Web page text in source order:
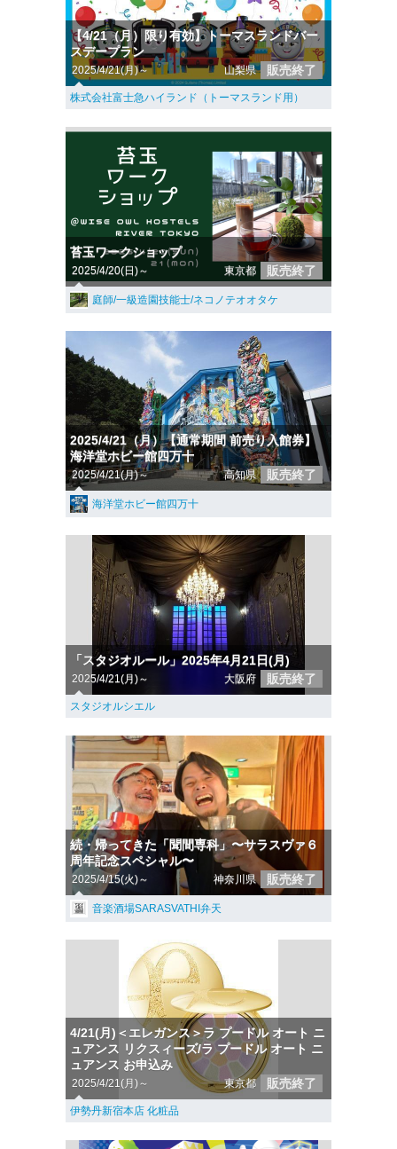
【4/21（月）限り有効】トーマスランドバー
スデープラン
2025/4/21(月)～ 山梨県 販売終了
株式会社富士急ハイランド（トーマスランド用）
苔玉ワークショップ
2025/4/20(日)～ 東京都 販売終了
庭師/一級造園技能士/ネコノテオオタケ
2025/4/21（月）【通常期間 前売り入館券】
海洋堂ホビー館四万十
2025/4/21(月)～ 高知県 販売終了
海洋堂ホビー館四万十
「スタジオルール」2025年4月21日(月)
2025/4/21(月)～ 大阪府 販売終了
スタジオルシエル
続・帰ってきた「聞間専科」〜サラスヴァ６
周年記念スペシャル〜
2025/4/15(火)～ 神奈川県 販売終了
音楽酒場SARASVATHI弁天
4/21(月)＜エレガンス＞ラ プードル オート ニ
ュアンス リクスィーズ/ラ プードル オート ニ
ュアンス お申込み
2025/4/21(月)～ 東京都 販売終了
伊勢丹新宿本店 化粧品